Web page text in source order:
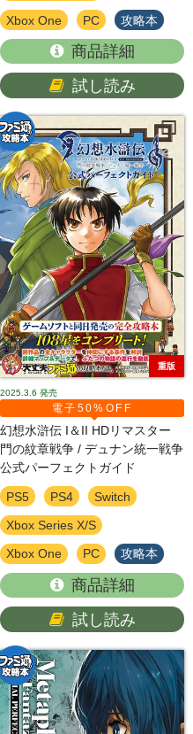
Xbox One PC 攻略本
商品詳細
試し読み
重版
2025.3.6 発売
電子50%OFF
幻想水滸伝 I＆II HDリマスター
門の紋章戦争 / デュナン統一戦争
公式パーフェクトガイド
PS5 PS4 Switch
Xbox Series X/S
Xbox One PC 攻略本
商品詳細
試し読み